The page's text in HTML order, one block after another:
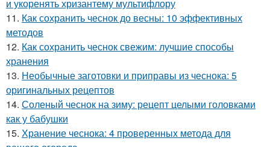
и укоренять хризантему мультифлору
11. Как сохранить чеснок до весны: 10 эффективных
методов
12. Как сохранить чеснок свежим: лучшие способы
хранения
13. Необычные заготовки и приправы из чеснока: 5
оригинальных рецептов
14. Соленый чеснок на зиму: рецепт целыми головками
как у бабушки
15. Хранение чеснока: 4 проверенных метода для